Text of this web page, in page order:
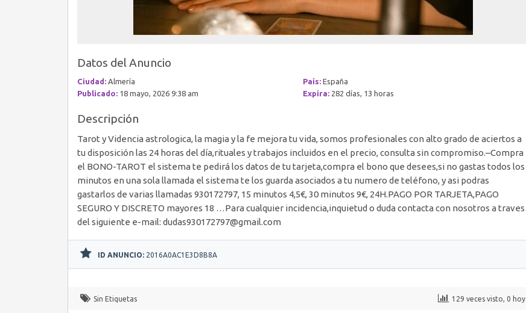
Datos del Anuncio
Ciudad: Almería País: España
Publicado: 18 mayo, 2026 9:38 am Expira: 282 días, 13 horas
Descripción
Tarot y Videncia astrologica, la magia y la fe mejora tu vida, somos profesionales con alto grado de aciertos a
tu disposición las 24 horas del día,rituales y trabajos incluidos en el precio, consulta sin compromiso.–Compra
el BONO-TAROT el sistema te pedirá los datos de tu tarjeta,compra el bono que desees,si no gastas todos los
minutos en una sola llamada el sistema te los guarda asociados a tu numero de teléfono, y asi podras
gastarlos de varias llamadas 930172797, 15 minutos 4,5€, 30 minutos 9€, 24H.PAGO POR TARJETA,PAGO
SEGURO Y DISCRETO mayores 18 …Para cualquier incidencia,inquietud o duda contacta con nosotros a traves
del siguiente e-mail: dudas930172797@gmail.com
ID ANUNCIO: 2016A0AC1E3D8B8A
Sin Etiquetas 129 veces visto, 0 hoy